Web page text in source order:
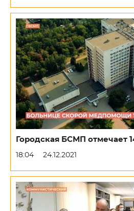
Городская БСМП отмечает
18:04 24.12.2021